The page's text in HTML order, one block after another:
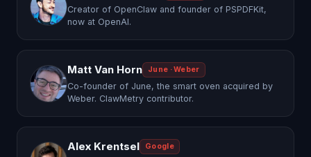
Creator of OpenClaw and founder of PSPDFKit,
now at OpenAI.
Matt Van Horn June · Weber
Co-founder of June, the smart oven acquired by
Weber. ClawMetry contributor.
Alex Krentsel Google